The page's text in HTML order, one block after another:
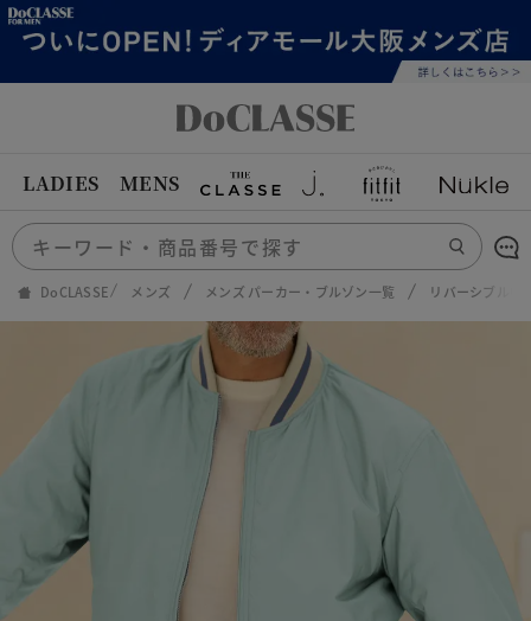
LADIES MENS
DoCLASSE メンズ メンズ パーカー・ブルゾン一覧 リバーシブル中